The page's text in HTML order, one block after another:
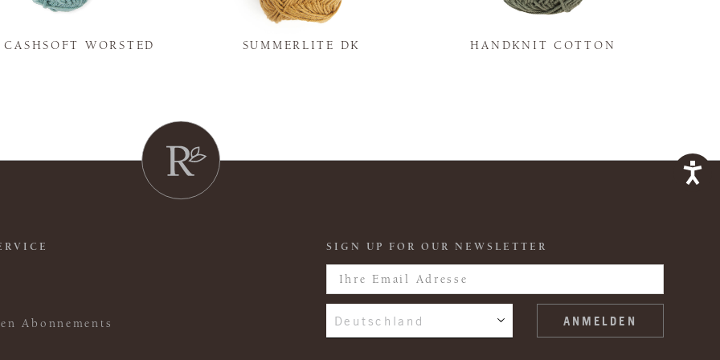
CASHSOFT WORSTED SUMMERLITE DK HANDKNIT COTTON
Abonnements
SIGN UP FOR OUR NEWSLETTER
Deutschland